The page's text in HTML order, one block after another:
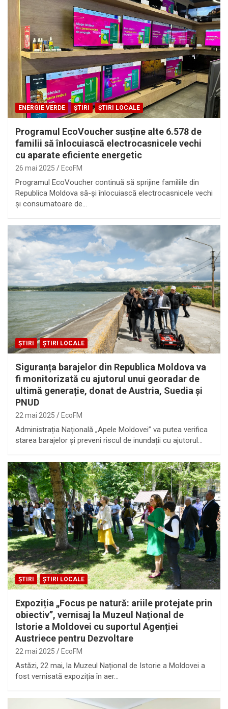
ENERGIE VERDE ȘTIRI ȘTIRI LOCALE
Programul EcoVoucher susține alte 6.578 de
familii să înlocuiască electrocasnicele vechi
cu aparate eficiente energetic
26 mai 2025 EcoFM
Programul EcoVoucher continuă să sprijine familiile din
Republica Moldova să-și înlocuiască electrocasnicele vechi
și consumatoare de…
ȘTIRI ȘTIRI LOCALE
Siguranța barajelor din Republica Moldova va
fi monitorizată cu ajutorul unui georadar de
ultimă generație, donat de Austria, Suedia și
PNUD
22 mai 2025 EcoFM
Administrația Națională „Apele Moldovei” va putea verifica
starea barajelor și preveni riscul de inundații cu ajutorul…
ȘTIRI ȘTIRI LOCALE
Expoziția „Focus pe natură: ariile protejate prin
obiectiv”, vernisaj la Muzeul Național de
Istorie a Moldovei cu suportul Agenției
Austriece pentru Dezvoltare
22 mai 2025 EcoFM
Astăzi, 22 mai, la Muzeul Național de Istorie a Moldovei a
fost vernisată expoziția în aer…